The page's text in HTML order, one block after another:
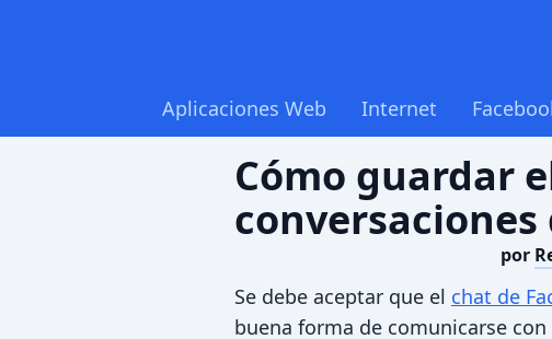
Aplicaciones Web Internet
Cómo guardar
por
Se debe aceptar que el chat de
buena forma de comunicarse